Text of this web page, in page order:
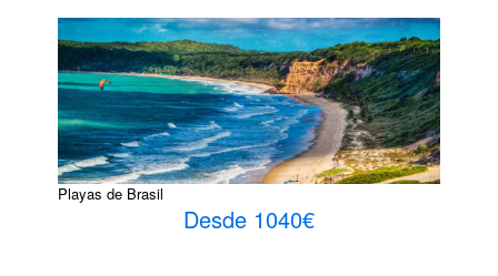
Playas de Brasil
Desde 1040€